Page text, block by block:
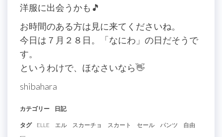
洋服に出会うかも🎵
お時間のある方は見に来てくださいね。
今日は７月２８日。「なにわ」の日だそうで
す。
というわけで、ほなさいなら👋
shibahara
カテゴリー 日記
タグ ELLE エル スカーチョ スカート セール パンツ
自由